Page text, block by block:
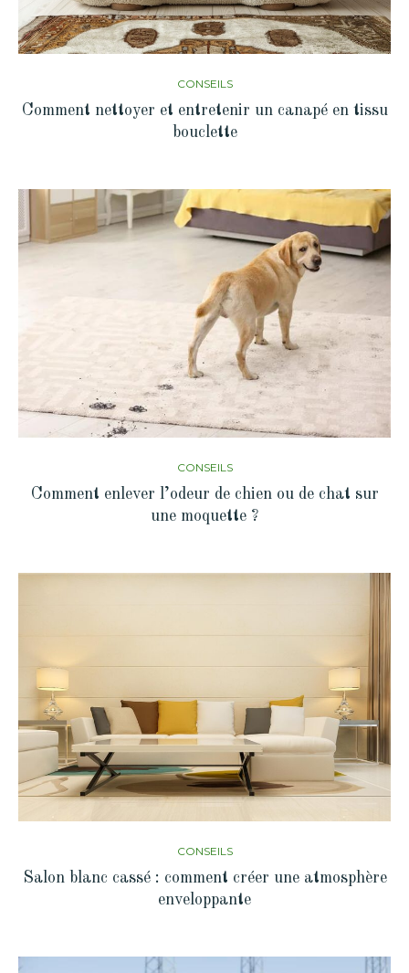
CONSEILS
Comment nettoyer et entretenir un canapé en tissu
bouclette
CONSEILS
Comment enlever l’odeur de chien ou de chat sur
une moquette ?
CONSEILS
Salon blanc cassé : comment créer une atmosphère
enveloppante